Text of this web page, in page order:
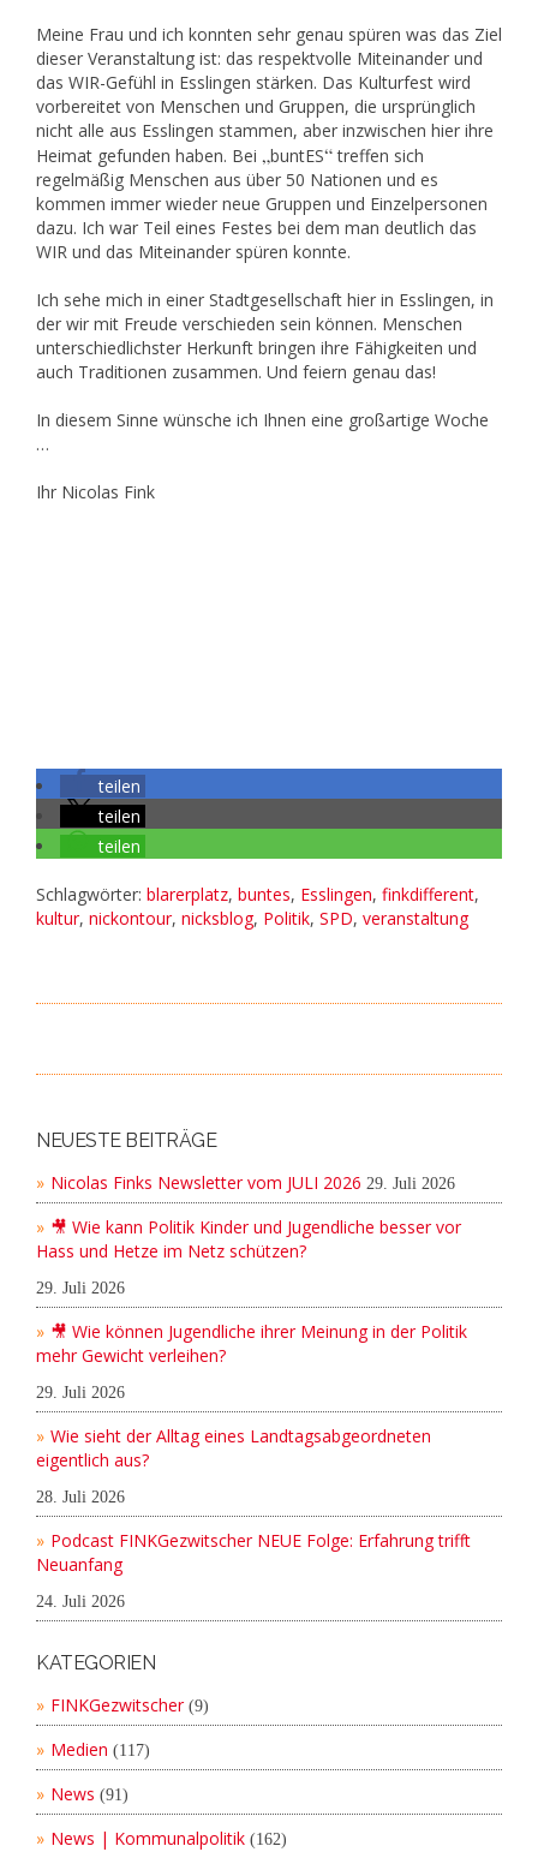
Meine Frau und ich konnten sehr genau spüren was das Ziel
dieser Veranstaltung ist: das respektvolle Miteinander und
das WIR-Gefühl in Esslingen stärken. Das Kulturfest wird
vorbereitet von Menschen und Gruppen, die ursprünglich
nicht alle aus Esslingen stammen, aber inzwischen hier ihre
Heimat gefunden haben. Bei „buntES“treffen sich
regelmäßig Menschen aus über 50 Nationen und es
kommen immer wieder neue Gruppen und Einzelpersonen
dazu. Ich war Teil eines Festes bei dem man deutlich das
WIR und das Miteinander spüren konnte.
Ich sehe mich in einer Stadtgesellschaft hier in Esslingen, in
der wir mit Freude verschieden sein können. Menschen
unterschiedlichster Herkunft bringen ihre Fähigkeiten und
auch Traditionen zusammen. Und feiern genau das!
In diesem Sinne wünsche ich Ihnen eine großartige Woche
…
Ihr Nicolas Fink
teilen
teilen
teilen
Schlagwörter: blarerplatz, buntes, Esslingen, finkdifferent,
kultur, nickontour, nicksblog, Politik, SPD, veranstaltung
NEUESTE BEITRÄGE
Nicolas Finks Newsletter vom JULI 2026 29. Juli 2026
🎥 Wie kann Politik Kinder und Jugendliche besser vor
Hass und Hetze im Netz schützen?
29. Juli 2026
🎥 Wie können Jugendliche ihrer Meinung in der Politik
mehr Gewicht verleihen?
29. Juli 2026
Wie sieht der Alltag eines Landtagsabgeordneten
eigentlich aus?
28. Juli 2026
Podcast FINKGezwitscher NEUE Folge: Erfahrung trifft
Neuanfang
24. Juli 2026
KATEGORIEN
FINKGezwitscher(9)
Medien (117)
News (91)
News | Kommunalpolitik (162)